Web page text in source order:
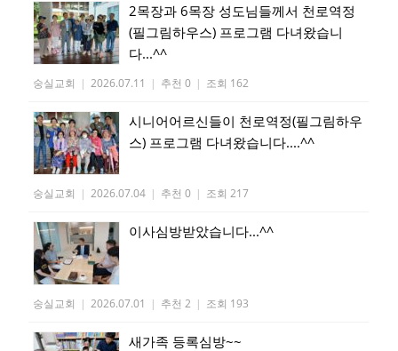
2목장과 6목장 성도님들께서 천로역정
(필그림하우스) 프로그램 다녀왔습니
다...^^
숭실교회 | 2026.07.11 | 추천 0 | 조회 162
시니어어르신들이 천로역정(필그림하우
스) 프로그램 다녀왔습니다....^^
숭실교회 | 2026.07.04 | 추천 0 | 조회 217
이사심방받았습니다...^^
숭실교회 | 2026.07.01 | 추천 2 | 조회 193
새가족 등록심방~~